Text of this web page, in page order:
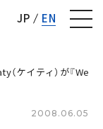
JP EN
（ケイティ）が『
2008.06.05